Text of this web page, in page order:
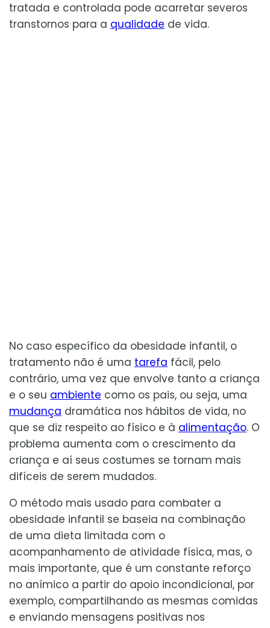
tratada e controlada pode acarretar severos
transtornos para a qualidade de vida.
No caso específico da obesidade infantil, o
tratamento não é uma tarefa fácil, pelo
contrário, uma vez que envolve tanto a criança
e o seu ambiente como os pais, ou seja, uma
mudança dramática nos hábitos de vida, no
que se diz respeito ao físico e à alimentação. O
problema aumenta com o crescimento da
criança e aí seus costumes se tornam mais
difíceis de serem mudados.
O método mais usado para combater a
obesidade infantil se baseia na combinação
de uma dieta limitada com o
acompanhamento de atividade física, mas, o
mais importante, que é um constante reforço
no anímico a partir do apoio incondicional, por
exemplo, compartilhando as mesmas comidas
e enviando mensagens positivas nos